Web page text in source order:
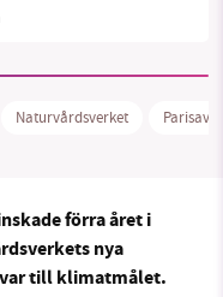
Naturvårdsverket
förra året i
nya
till klimatmålet.